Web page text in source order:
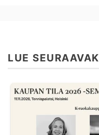
LUE